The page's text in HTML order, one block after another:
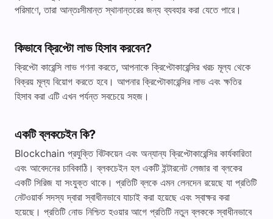
পরিমাণে, তারা আন্তঃসীমান্ত স্থানান্তরের জন্য ব্যবহার করা যেতে পারে।
কিভাবে ক্রিপ্টো লাভ হিসাব করবেন?
ক্রিপ্টো কারেন্সি লাভ গণনা করতে, আপনাকে ক্রিপ্টোকারেন্সির খরচ মূল্য থেকে
বিক্রয় মূল্য বিয়োগ করতে হবে। আপনার ক্রিপ্টোকারেন্সির লাভ এবং ক্ষতির
হিসাব করা এটি এখন পর্যন্ত সবচেয়ে সহজ।
একটি ব্লকচেইন কি?
Blockchain প্রযুক্তি বিটকয়েন এবং অন্যান্য ক্রিপ্টোকারেন্সির কার্যকারিতা
এবং আবেদনের চাবিকাঠি। ব্লকচেইন হল একটি ইন্টারনেট লেজার বা ব্লকের
একটি সিরিজ যা সংযুক্ত থাকে। প্রতিটি ব্লকে এমন লেনদেন রয়েছে যা প্রতিটি
নেটওয়ার্ক সদস্য দ্বারা স্বাধীনভাবে যাচাই করা হয়েছে এবং স্বাক্ষর করা
হয়েছে। প্রতিটি নোড নিশ্চিত হওয়ার আগে প্রতিটি নতুন ব্লককে স্বাধীনভাবে